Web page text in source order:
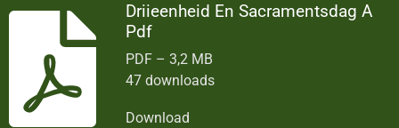
Driieenheid En Sacramentsdag A
Pdf
PDF – 3,2 MB
47 downloads
Download